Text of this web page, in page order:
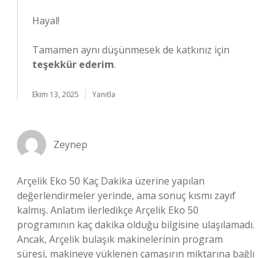
Hayal!
Tamamen aynı düşünmesek de katkınız için
teşekkür ederim.
Ekim 13, 2025 Yanıtla
Zeynep
Arçelik Eko 50 Kaç Dakika üzerine yapılan
değerlendirmeler yerinde, ama sonuç kısmı zayıf
kalmış. Anlatım ilerledikçe Arçelik Eko 50
programının kaç dakika olduğu bilgisine ulaşılamadı.
Ancak, Arçelik bulaşık makinelerinin program
süresi, makineye yüklenen çamaşırın miktarına bağlı